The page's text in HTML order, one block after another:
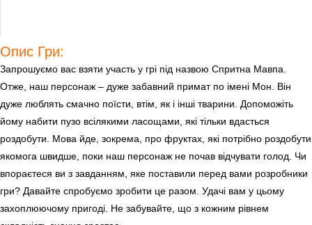
Опис Гри:
Запрошуємо вас взяти участь у грі під назвою Спритна Мавпа.
Отже, наш персонаж – дуже забавний примат по імені Мон. Він
дуже люблять смачно поїсти, втім, як і інші тварини. Допоможіть
йому набити пузо всілякими ласощами, які тільки вдасться
роздобути. Мова йде, зокрема, про фруктах, які потрібно роздобути
якомога швидше, поки наш персонаж не почав відчувати голод. Чи
впораєтеся ви з завданням, яке поставили перед вами розробники
гри? Давайте спробуємо зробити це разом. Удачі вам у цьому
захоплюючому пригоді. Не забувайте, що з кожним рівнем